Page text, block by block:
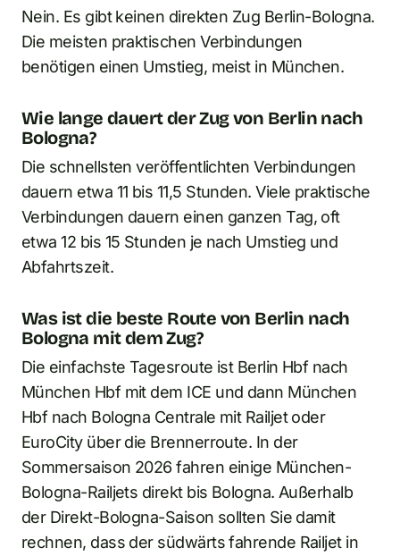
Nein. Es gibt keinen direkten Zug Berlin-Bologna.
Die meisten praktischen Verbindungen
benötigen einen Umstieg, meist in München.
Wie lange dauert der Zug von Berlin nach
Bologna?
Die schnellsten veröffentlichten Verbindungen
dauern etwa 11 bis 11,5 Stunden. Viele praktische
Verbindungen dauern einen ganzen Tag, oft
etwa 12 bis 15 Stunden je nach Umstieg und
Abfahrtszeit.
Was ist die beste Route von Berlin nach
Bologna mit dem Zug?
Die einfachste Tagesroute ist Berlin Hbf nach
München Hbf mit dem ICE und dann München
Hbf nach Bologna Centrale mit Railjet oder
EuroCity über die Brennerroute. In der
Sommersaison 2026 fahren einige München-
Bologna-Railjets direkt bis Bologna. Außerhalb
der Direkt-Bologna-Saison sollten Sie damit
rechnen, dass der südwärts fahrende Railjet in